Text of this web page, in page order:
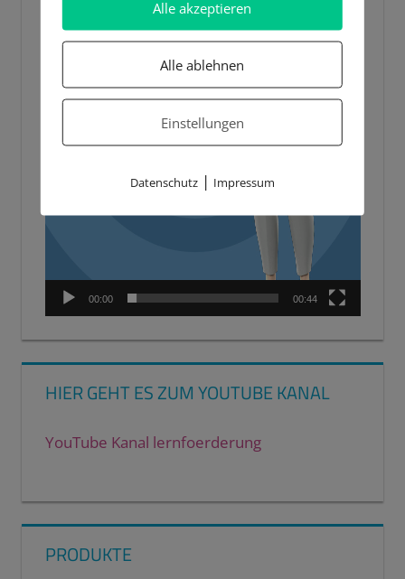
00:00 00:44
HIER GEHT ES ZUM YOUTUBE KANAL
YouTube Kanal lernfoerderung
PRODUKTE
Alle akzeptieren
Alle ablehnen
Einstellungen
Datenschutz| Impressum